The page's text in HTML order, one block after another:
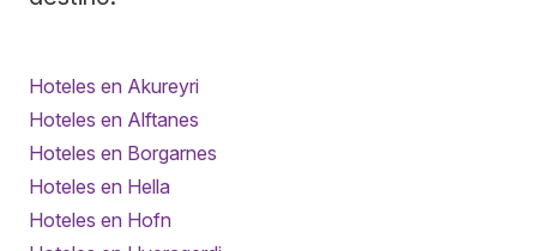
Hoteles en Akureyri
Hoteles en Alftanes
Hoteles en Borgarnes
Hoteles en Hella
Hoteles en Hofn